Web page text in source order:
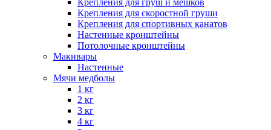
Крепления для груш и мешков
Крепления для скоростной груши
Крепления для спортивных канатов
Настенные кронштейны
Потолочные кронштейны
Макивары
Настенные
Мячи медболы
1 кг
2 кг
3 кг
4 кг